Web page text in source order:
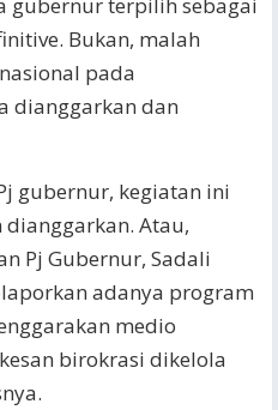
gubernur terpilih sebagai
Bukan, malah
pada
dianggarkan dan
gubernur, kegiatan ini
Atau,
Pj Gubernur, Sadali
adanya program
medio
birokrasi dikelola